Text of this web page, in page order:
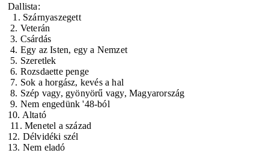
Dallista:
1. Szárnyaszegett
2. Veterán
3. Csárdás
4. Egy az Isten, egy a Nemzet
5. Szeretlek
6. Rozsdaette penge
7. Sok a horgász, kevés a hal
8. Szép vagy, gyönyörű vagy, Magyarország
9. Nem engedünk '48-ból
10. Altató
11. Menetel a század
12. Délvidéki szél
13. Nem eladó